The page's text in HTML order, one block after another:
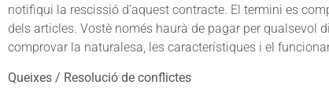
notifiqui la rescissió d’aquest contracte. El termini es
dels articles. Vostè només haurà de pagar per qualsevol
comprovar la naturalesa, les característiques i el
Queixes / Resolució de conflictes